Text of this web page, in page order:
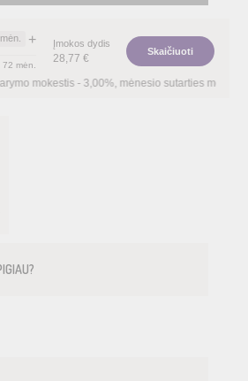
+
72 mėn.
Įmokos dydis
28,77 €
Skaičiuoti
mėnesio sutarties mokestis –0,35%, BVKKMN –
–